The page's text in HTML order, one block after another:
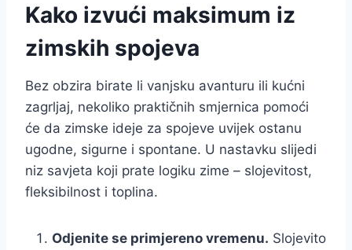
Kako izvući maksimum iz
zimskih spojeva
Bez obzira birate li vanjsku avanturu ili kućni
zagrljaj, nekoliko praktičnih smjernica pomoći
će da zimske ideje za spojeve uvijek ostanu
ugodne, sigurne i spontane. U nastavku slijedi
niz savjeta koji prate logiku zime – slojevitost,
fleksibilnost i toplina.
Odjenite se primjereno vremenu. Slojevito